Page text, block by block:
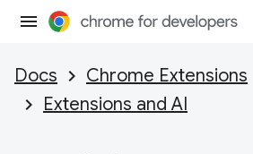
Docs
Chrome Extensions
Extensions and AI